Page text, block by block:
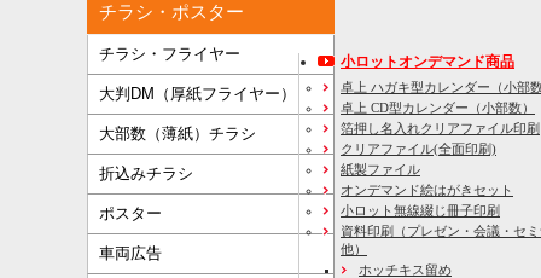
チラシ・ポスター
チラシ・フライヤー
大判DM（厚紙フライヤー）
大部数（薄紙）チラシ
折込みチラシ
ポスター
車両広告
小ロットオンデマンド商品
卓上 ハガキ型カレンダー（小部
卓上 CD型カレンダー（小部数）
箔押し名入れクリアファイル印刷
クリアファイル(全面印刷)
紙製ファイル
オンデマンド絵はがきセット
小ロット無線綴じ冊子印刷
資料印刷
（プレゼン・会議・セ
他）
ホッチキス留め